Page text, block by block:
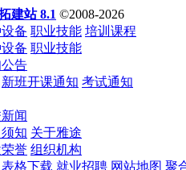
建站 8.1 ©2008-2026
备 职业技能 培训课程
备 职业技能
告
新班开课通知 考试通知
闻
知 关于雅途
誉 组织机构
格下载 就业招聘 网站地图 聚